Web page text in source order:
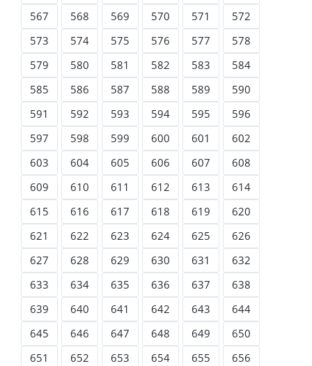
567
568 569 570 571
572
573
574 575 576 577
578
579
580 581 582 583
584
585
586 587 588 589
590
591
592 593 594 595
596
597
598 599 600 601
602
603
604 605 606 607
608
609
610 611 612 613
614
615
616 617 618 619
620
621
622 623 624 625
626
627
628 629 630 631
632
633
634 635 636 637
638
639
640 641 642 643
644
645
646 647 648 649
650
651
652 653 654 655
656